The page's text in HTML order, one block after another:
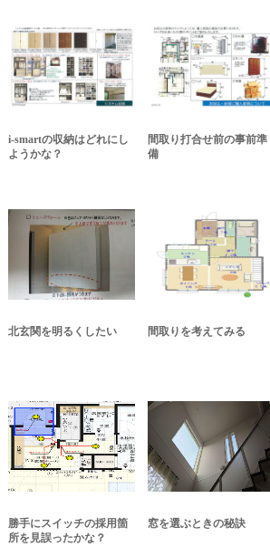
i-smartの収納はどれにし
ようかな？
間取り打合せ前の事前準
備
北玄関を明るくしたい 間取りを考えてみる
勝手にスイッチの採用箇
所を見誤ったかな？
窓を選ぶときの秘訣